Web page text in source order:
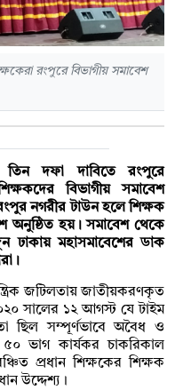
রংপুরে বিভাগীয় সমাবেশ
দফা দাবিতে রংপুরে
বিভাগীয় সমাবেশ
নগরীর টাউন হলে শিক্ষক
অনুষ্ঠিত হয়। সমাবেশ থেকে
ঢাকায় মহাসমাবেশের ডাক
জটিলতায় জাতীয়করণকৃত
সালের ১২ আগস্ট যে টাইম
ছিল সম্পূর্ণভাবে অবৈধ ও
৫০ ভাগ কার্যকর চাকরিকাল
প্রধান শিক্ষকের শিক্ষক
উদ্দেশ্য।